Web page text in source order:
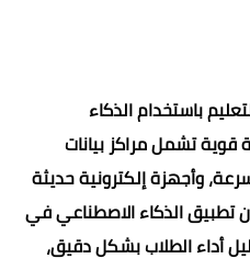
باستخدام الذكاء
قوية تشمل مراكز بيانات
وأجهزة إلكترونية حديثة
تطبيق الذكاء الاصطناعي في
أداء الطلاب بشكل دقيق،